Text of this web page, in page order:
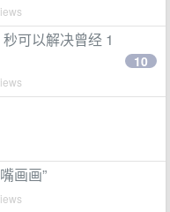
可以解决曾经 1
10
画画”